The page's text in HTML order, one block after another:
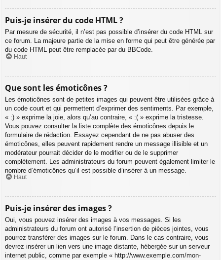
Puis-je insérer du code HTML ?
Par mesure de sécurité, il n’est pas possible d’insérer du code HTML sur
ce forum. La majeure partie de la mise en forme qui peut être générée par
du code HTML peut être remplacée par du BBCode.
Haut
Que sont les émoticônes ?
Les émoticônes sont de petites images qui peuvent être utilisées grâce à
un code court et qui permettent d’exprimer des sentiments. Par exemple,
« :) » exprime la joie, alors qu’au contraire, « :( » exprime la tristesse.
Vous pouvez consulter la liste complète des émoticônes depuis le
formulaire de rédaction. Essayez cependant de ne pas abuser des
émoticônes, elles peuvent rapidement rendre un message illisible et un
modérateur pourrait décider de le modifier ou de le supprimer
complètement. Les administrateurs du forum peuvent également limiter le
nombre d’émoticônes qu’il est possible d’insérer à un message.
Haut
Puis-je insérer des images ?
Oui, vous pouvez insérer des images à vos messages. Si les
administrateurs du forum ont autorisé l’insertion de pièces jointes, vous
pourrez transférer des images sur le forum. Dans le cas contraire, vous
devrez insérer un lien vers une image distante, hébergée sur un serveur
internet public, comme par exemple « http://www.exemple.com/mon-